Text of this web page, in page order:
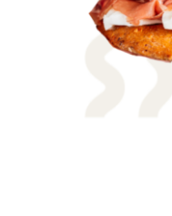
DETTAGLI